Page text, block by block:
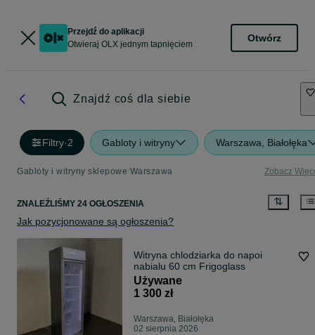
Przejdź do aplikacji
Otwieraj OLX jednym tapnięciem
Otwórz
Znajdź coś dla siebie
Filtry·2 Gabloty i witryny Warszawa, Białołęka
Gabloty i witryny sklepowe Warszawa Zobacz
ZNALEŹLIŚMY 24 OGŁOSZENIA
Jak pozycjonowane są ogłoszenia?
Witryna chlodziarka do napoi
nabialu 60 cm Frigoglass
Używane
1 300 zł
Warszawa, Białołęka
02 sierpnia 2026